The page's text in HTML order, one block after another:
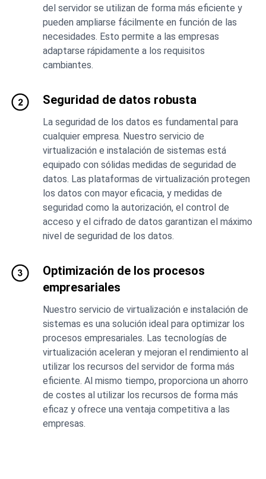
del servidor se utilizan de forma más eficiente y
pueden ampliarse fácilmente en función de las
necesidades. Esto permite a las empresas
adaptarse rápidamente a los requisitos
cambiantes.
Seguridad de datos robusta
La seguridad de los datos es fundamental para
cualquier empresa. Nuestro servicio de
virtualización e instalación de sistemas está
equipado con sólidas medidas de seguridad de
datos. Las plataformas de virtualización protegen
los datos con mayor eficacia, y medidas de
seguridad como la autorización, el control de
acceso y el cifrado de datos garantizan el máximo
nivel de seguridad de los datos.
Optimización de los procesos
empresariales
Nuestro servicio de virtualización e instalación de
sistemas es una solución ideal para optimizar los
procesos empresariales. Las tecnologías de
virtualización aceleran y mejoran el rendimiento al
utilizar los recursos del servidor de forma más
eficiente. Al mismo tiempo, proporciona un ahorro
de costes al utilizar los recursos de forma más
eficaz y ofrece una ventaja competitiva a las
empresas.